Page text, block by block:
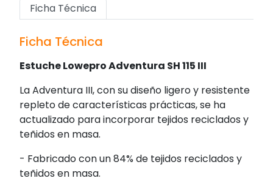
Ficha Técnica
Ficha Técnica
Estuche Lowepro Adventura SH 115 III
La Adventura III, con su diseño ligero y resistente
repleto de características prácticas, se ha
actualizado para incorporar tejidos reciclados y
teñidos en masa.
- Fabricado con un 84% de tejidos reciclados y
teñidos en masa.